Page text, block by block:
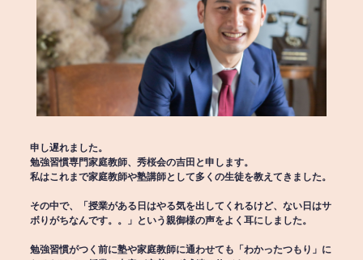
申し遅れました。
勉強習慣専門家庭教師、秀桜会の吉田と申します。
私はこれまで家庭教師や塾講師として多くの生徒を教えてきました。
その中で、「授業がある日はやる気を出してくれるけど、ない日はサ
ボりがちなんです。。」という親御様の声をよく耳にしました。
勉強習慣がつく前に塾や家庭教師に通わせても「わかったつもり」に